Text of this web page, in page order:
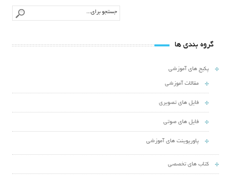
گروه بندی ها
پکیج های آموزشی
مقالات آموزشی
فایل های تصویری
فایل های صوتی
پاورپوینت های آموزشی
کتاب های تخصصی